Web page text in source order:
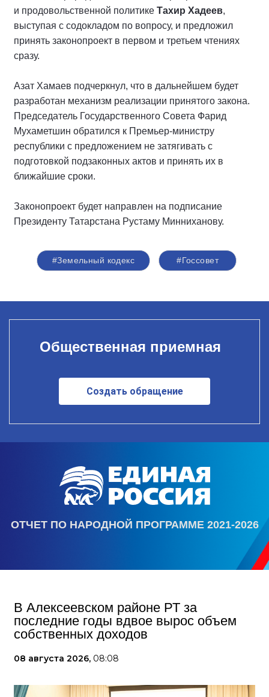
и продовольственной политике Тахир Хадеев,
выступая с содокладом по вопросу, и предложил
принять законопроект в первом и третьем чтениях
сразу.
Азат Хамаев подчеркнул, что в дальнейшем будет
разработан механизм реализации принятого закона.
Председатель Государственного Совета Фарид
Мухаметшин обратился к Премьер-министру
республики с предложением не затягивать с
подготовкой подзаконных актов и принять их в
ближайшие сроки.
Законопроект будет направлен на подписание
Президенту Татарстана Рустаму Минниханову.
#Земельный кодекс #Госсовет
Общественная приемная
Создать обращение
ОТЧЕТ ПО НАРОДНОЙ ПРОГРАММЕ 2021-2026
В Алексеевском районе РТ за
последние годы вдвое вырос объем
собственных доходов
08 августа 2026, 08:08